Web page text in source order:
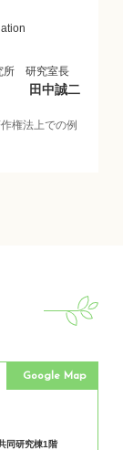
所 研究室長
田中誠二
権法上での例
同研究棟1階
Google Map